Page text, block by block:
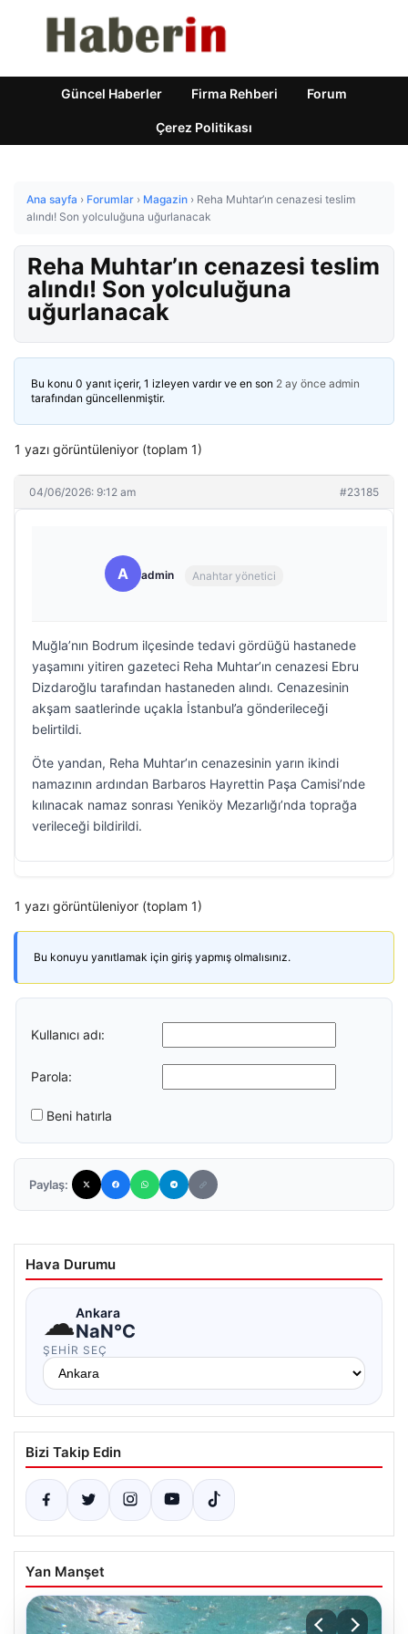
Güncel Haberler Firma Rehberi Forum
Çerez Politikası
Ana sayfa › Forumlar › Magazin › Reha Muhtar’ın cenazesi teslim
alındı! Son yolculuğuna uğurlanacak
Reha Muhtar’ın cenazesi teslim
alındı! Son yolculuğuna
uğurlanacak
Bu konu 0 yanıt içerir, 1 izleyen vardır ve en son 2 ay önce admin
tarafından güncellenmiştir.
1 yazı görüntüleniyor (toplam 1)
04/06/2026: 9:12 am #23185
A admin Anahtar yönetici
Muğla’nın Bodrum ilçesinde tedavi gördüğü hastanede
yaşamını yitiren gazeteci Reha Muhtar’ın cenazesi Ebru
Dizdaroğlu tarafından hastaneden alındı. Cenazesinin
akşam saatlerinde uçakla İstanbul’a gönderileceği
belirtildi.
Öte yandan, Reha Muhtar’ın cenazesinin yarın ikindi
namazının ardından Barbaros Hayrettin Paşa Camisi’nde
kılınacak namaz sonrası Yeniköy Mezarlığı’nda toprağa
verileceği bildirildi.
1 yazı görüntüleniyor (toplam 1)
Bu konuyu yanıtlamak için giriş yapmış olmalısınız.
Kullanıcı adı:
Parola:
Beni hatırla
Paylaş:
Hava Durumu
☁Ankara
NaN°C
ŞEHIR SEÇ
Bizi Takip Edin
Yan Manşet